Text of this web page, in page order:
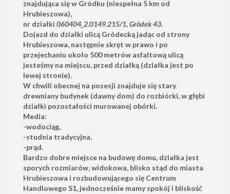
znajdująca się w Gródku (niespełna 5 km od
Hrubieszowa),
nr działki 060404_2.0149.215/1, Gródek 43.
Dojazd do działki ulicą Gródecką jadąc od strony
Hrubieszowa, następnie skręt w prawo i po
przejechaniu około 500 metrów asfaltową ulicą
jesteśmy na miejscu, przed działką (działka jest po
lewej stronie).
W chwili obecnej na posesji znajduje się stary
drewniany budynek (dawny dom) do rozbiórki, w głębi
działki pozostałości murowanej obórki.
Media:
-wodociąg,
-studnia tradycyjna,
-prąd.
Bardzo dobre miejsce na budowę domu, działka jest
sporych rozmiarów, widokowa, blisko stąd do miasta
Hrubieszowa i rozbudowującego się Centrum
Handlowego S1, jednocześnie mamy spokój i bliskość